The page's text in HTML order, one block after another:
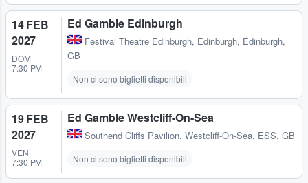
14 FEB
2027
DOM
7:30 PM
Ed Gamble Edinburgh
Festival Theatre Edinburgh, Edinburgh, Edinburgh,
GB
Non ci sono biglietti disponibili
19 FEB
2027
VEN
7:30 PM
Ed Gamble Westcliff-On-Sea
Southend Cliffs Pavilion, Westcliff-On-Sea, ESS, GB
Non ci sono biglietti disponibili